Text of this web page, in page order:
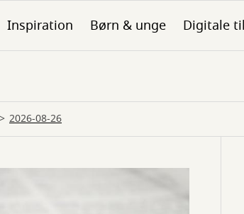
Inspiration Børn & unge Digitale
2026-08-26